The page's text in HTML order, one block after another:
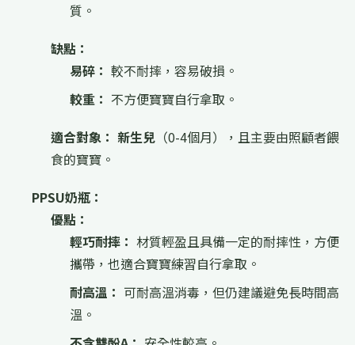
質。
缺點：
易碎： 較不耐摔，容易破損。
較重： 不方便寶寶自行拿取。
適合對象： 新生兒 （0-4個月），且主要由照顧者餵
食的寶寶。
PPSU奶瓶：
優點：
輕巧耐摔： 材質輕盈且具備一定的耐摔性，方便
攜帶，也適合寶寶練習自行拿取。
耐高溫： 可耐高溫消毒，但仍建議避免長時間高
溫。